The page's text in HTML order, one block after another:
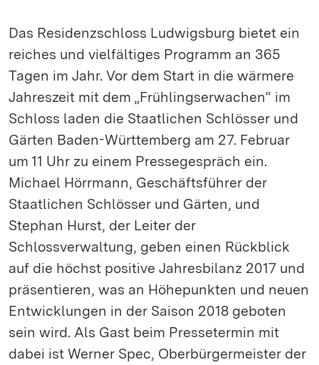
Das Residenzschloss Ludwigsburg bietet ein
reiches und vielfältiges Programm an 365
Tagen im Jahr. Vor dem Start in die wärmere
Jahreszeit mit dem „Frühlingserwachen“ im
Schloss laden die Staatlichen Schlösser und
Gärten Baden-Württemberg am 27. Februar
um 11 Uhr zu einem Pressegespräch ein.
Michael Hörrmann, Geschäftsführer der
Staatlichen Schlösser und Gärten, und
Stephan Hurst, der Leiter der
Schlossverwaltung, geben einen Rückblick
auf die höchst positive Jahresbilanz 2017 und
präsentieren, was an Höhepunkten und neuen
Entwicklungen in der Saison 2018 geboten
sein wird. Als Gast beim Pressetermin mit
dabei ist Werner Spec, Oberbürgermeister der